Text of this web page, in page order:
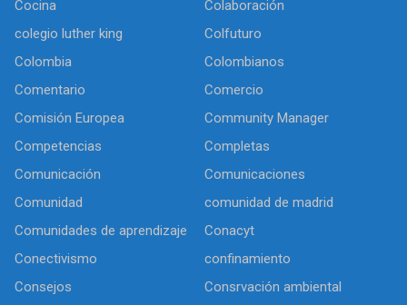
Cocina
Colaboración
colegio luther king
Colfuturo
Colombia
Colombianos
Comentario
Comercio
Comisión Europea
Community Manager
Competencias
Completas
Comunicación
Comunicaciones
Comunidad
comunidad de madrid
Comunidades de aprendizaje
Conacyt
Conectivismo
confinamiento
Consejos
Consrvación ambiental